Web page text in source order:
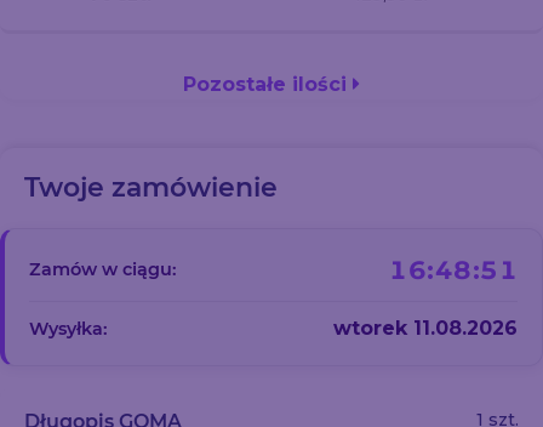
Pozostałe ilości
Twoje zamówienie
Zamów w ciągu: 16:48:50
Wysyłka: wtorek 11.08.2026
Długopis GOMA 1 szt.